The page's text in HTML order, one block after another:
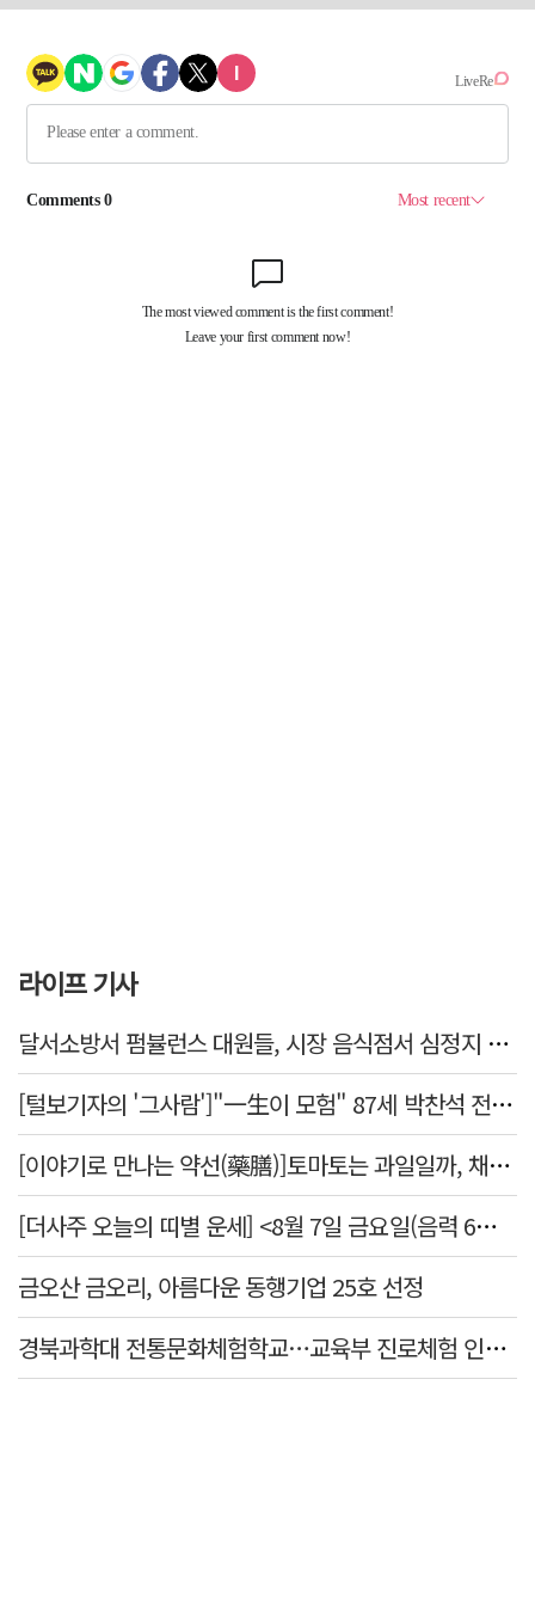
라이프 기사
달서소방서 펌뷸런스 대원들, 시장 음식점서 심정지 환자 생명 살려
[털보기자의 '그사람']"一生이 모험" 87세 박찬석 전 경북대 총장
[이야기로 만나는 약선(藥膳)]토마토는 과일일까, 채소일까
[더사주 오늘의 띠별 운세] <8월 7일 금요일(음력 6월25일)>
금오산 금오리, 아름다운 동행기업 25호 선정
경북과학대 전통문화체험학교…교육부 진로체험 인증기관 선정